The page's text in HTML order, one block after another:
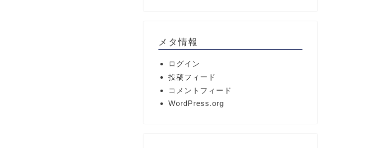
メタ情報
ログイン
投稿フィード
コメントフィード
WordPress.org